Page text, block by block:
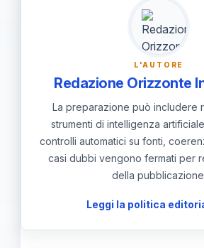
indicazioni, i candidati
non coerenti con la loro
MasterMnemosine.it
guida per offrire una
continua.
L'AUTORE
Redazione Orizzonte
La preparazione può includere
strumenti di intelligenza
controlli automatici su fonti,
casi dubbi vengono fermati per
della
Leggi la politica